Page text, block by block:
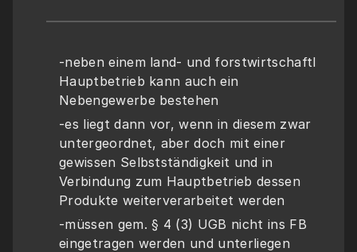
-neben einem land- und forstwirtschaftl
Hauptbetrieb kann auch ein
Nebengewerbe bestehen
-es liegt dann vor, wenn in diesem zwar
untergeordnet, aber doch mit einer
gewissen Selbstständigkeit und in
Verbindung zum Hauptbetrieb dessen
Produkte weiterverarbeitet werden
-müssen gem. § 4 (3) UGB nicht ins FB
eingetragen werden und unterliegen